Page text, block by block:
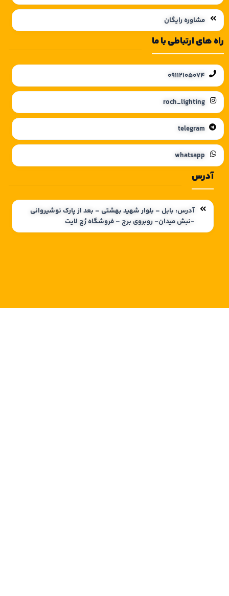
مشاوره رایگان
راه های ارتباطی با ما
09112105074
roch_lighting
telegram
whatsapp
آدرس
آدرس: بابل – بلوار شهید بهشتی – بعد از پارک نوشیروانی
-نبش میدان- روبروی برج – فروشگاه رُچ لایت